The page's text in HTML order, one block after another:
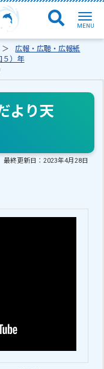
広報・広聴・広報紙
５）年
より天
最終更新日：2023年4月28日